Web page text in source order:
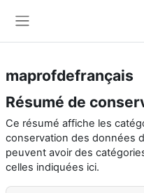
maprofdefrançais
Résumé de
Ce résumé affiche les
conservation des données
peuvent avoir des
celles indiquées ici.